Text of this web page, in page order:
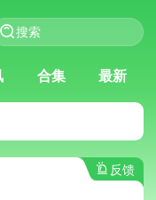
合集 最新
反馈